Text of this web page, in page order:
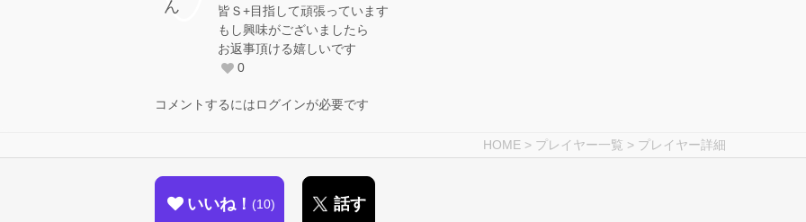
皆Ｓ+目指して頑張っています
もし興味がございましたら
お返事頂ける嬉しいです
0
コメントするにはログインが必要です
HOME > プレイヤー一覧 > プレイヤー詳細
いいね！ 10 話す